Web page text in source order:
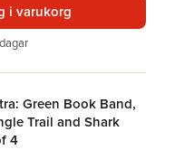
i varukorg
Green Book Band,
Trail and Shark
4